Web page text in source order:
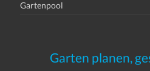
Gartenpool
Garten planen,